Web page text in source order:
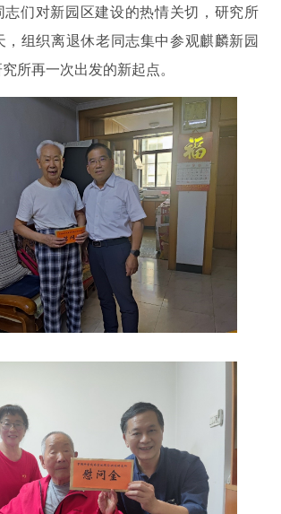
志们对新园区建设的热情关切，研究所
，组织离退休老同志集中参观麒麟新园
所再一次出发的新起点。